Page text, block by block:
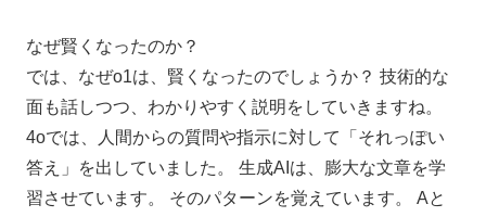
なぜ賢くなったのか？
では、なぜo1は、賢くなったのでしょうか？ 技術的な
面も話しつつ、わかりやすく説明をしていきますね。
4oでは、人間からの質問や指示に対して「それっぽい
答え」を出していました。 生成AIは、膨大な文章を学
習させています。 そのパターンを覚えています。 Aと